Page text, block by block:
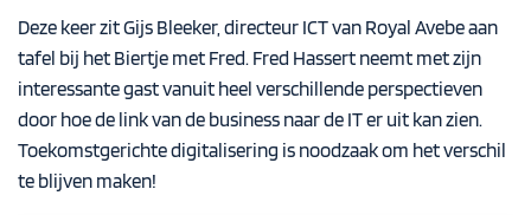
Deze keer zitGijs Bleeker, directeur ICTvan Royal Avebeaan
tafel bij het Biertje met Fred. Fred Hassert neemt met zijn
interessante gast vanuit heel verschillende perspectieven
door hoe de link van de business naar de IT er uit kan zien.
Toekomstgerichte digitalisering is noodzaak om het verschil
te blijven maken!